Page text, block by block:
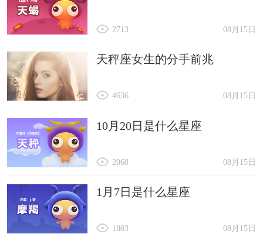
08月15日
2713
天秤座女生的分手前兆
08月15日
4636
10月20日是什么星座
08月15日
2068
1月7日是什么星座
08月15日
1803